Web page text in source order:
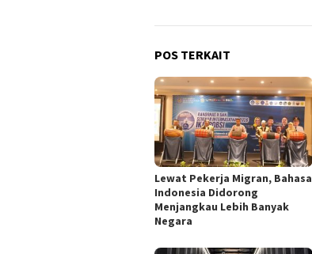
POS TERKAIT
Lewat Pekerja Migran, Bahasa
Indonesia Didorong
Menjangkau Lebih Banyak
Negara